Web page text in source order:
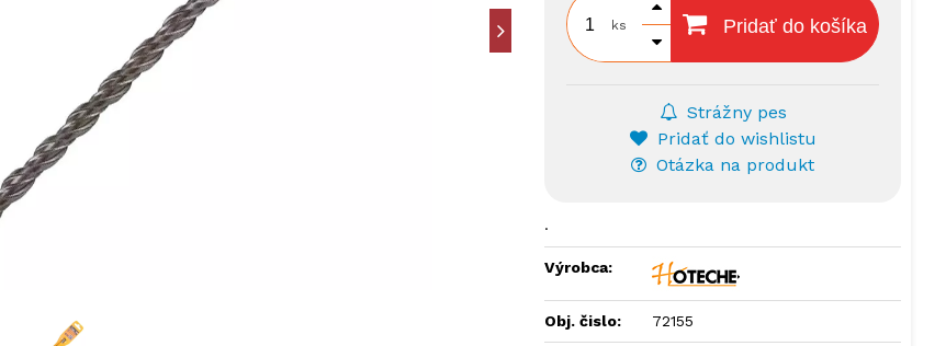
ks Pridať do košíka
Strážny pes
Pridať do wishlistu
Otázka na produkt
.
Výrobca:
Obj. čislo: 72155